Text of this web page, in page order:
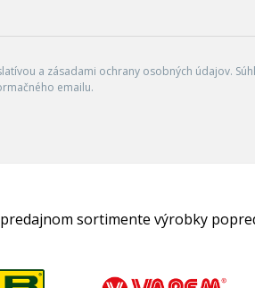
a zásadami ochrany osobných údajov.
emailu.
sortimente výrobky